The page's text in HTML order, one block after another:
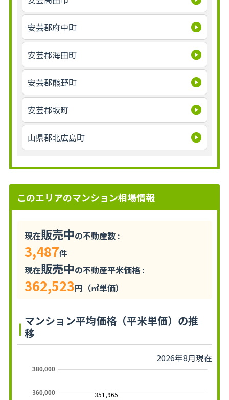
安芸郡府中町
安芸郡海田町
安芸郡熊野町
安芸郡坂町
山県郡北広島町
このエリアのマンション相場情報
現在販売中の不動産数 :
3,487件
現在販売中の不動産平米価格 :
362,523円（㎡単価）
マンション平均価格（平米単価）の推
移
2026年8月現在
360,000
380,000
351,965